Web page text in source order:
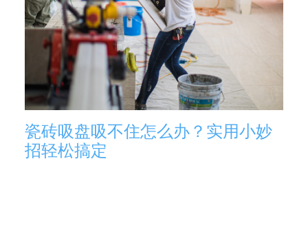
瓷砖吸盘吸不住怎么办？实用小妙
招轻松搞定